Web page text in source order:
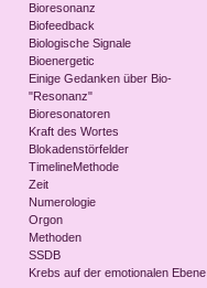
Bioresonanz
Biofeedback
Biologische Signale
Bioenergetic
Einige Gedanken über Bio-
"Resonanz"
Bioresonatoren
Kraft des Wortes
Blokadenstörfelder
TimelineMethode
Zeit
Numerologie
Orgon
Methoden
SSDB
Krebs auf der emotionalen Ebene